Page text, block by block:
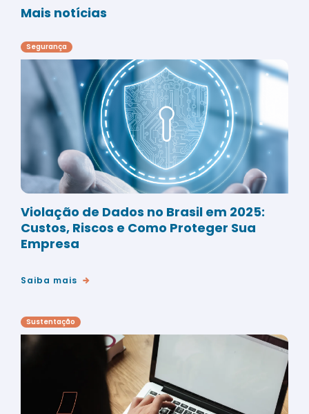
Mais notícias
Segurança
Violação de Dados no Brasil em 2025:
Custos, Riscos e Como Proteger Sua
Empresa
Saiba mais
Sustentação